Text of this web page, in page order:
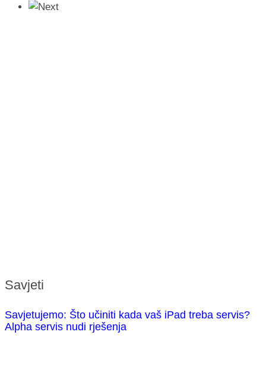
Savjeti
Savjetujemo: Što učiniti kada vaš iPad treba servis?
Alpha servis nudi rješenja